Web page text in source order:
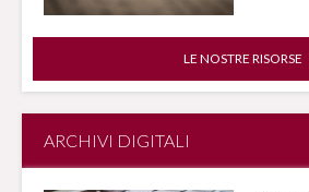
LE NOSTRE RISORSE
ARCHIVI DIGITALI